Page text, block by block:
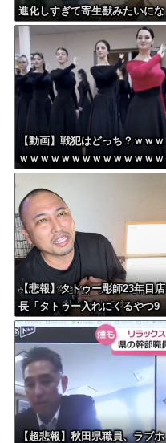
進化しすぎて寄生獣みたいにな
ってしまう・・・
【動画】戦犯はどっち？ｗｗｗ
ｗｗｗｗｗｗｗｗｗｗｗｗｗｗ
ｗｗｗ
【悲報】タトゥー彫師23年目店
長「タトゥー入れにくるやつ9
9%バカです」
【超悲報】秋田県職員、ラブホ